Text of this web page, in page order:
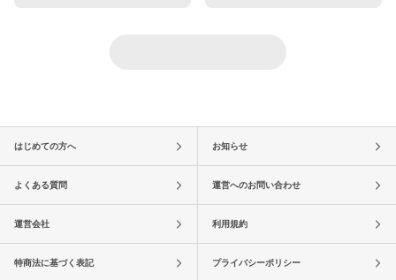
はじめての方へ お知らせ
よくある質問 運営へのお問い合わせ
運営会社 利用規約
特商法に基づく表記 プライバシーポリシー